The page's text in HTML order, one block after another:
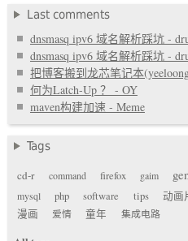
Last comments
dnsmasq ipv6 域名解析踩坑 -
dnsmasq ipv6 域名解析踩坑 -
把博客搬到龙芯笔记本
何为Latch-Up ？ - OY
maven构建加速 - Meme
Tags
cd-r
command firefox gaim
mysql
php software tips 动画
漫画
爱情 童年 集成电路